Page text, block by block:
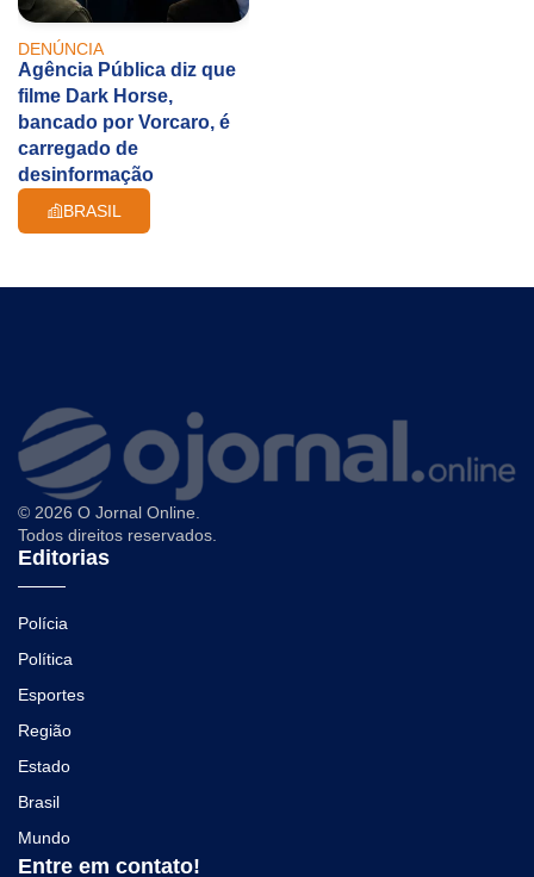
DENÚNCIA
Agência Pública diz que
filme Dark Horse,
bancado por Vorcaro, é
carregado de
desinformação
BRASIL
© 2026 O Jornal Online.
Todos direitos reservados.
Editorias
Polícia
Política
Esportes
Região
Estado
Brasil
Mundo
Entre em contato!